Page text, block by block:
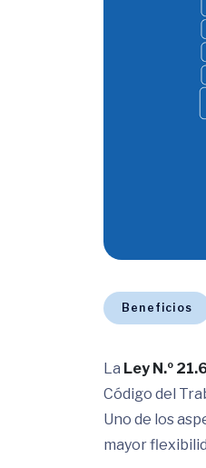
Beneficios
La Ley N.º
Código del
Uno de los
mayor